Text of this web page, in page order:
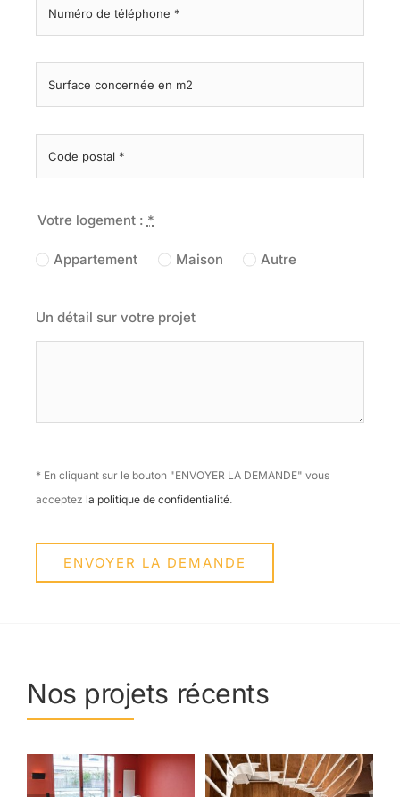
Votre logement : *
Appartement Maison Autre
Un détail sur votre projet
* En cliquant sur le bouton "ENVOYER LA DEMANDE" vous
acceptez la politique de confidentialité.
ENVOYER LA DEMANDE
Nos projets récents